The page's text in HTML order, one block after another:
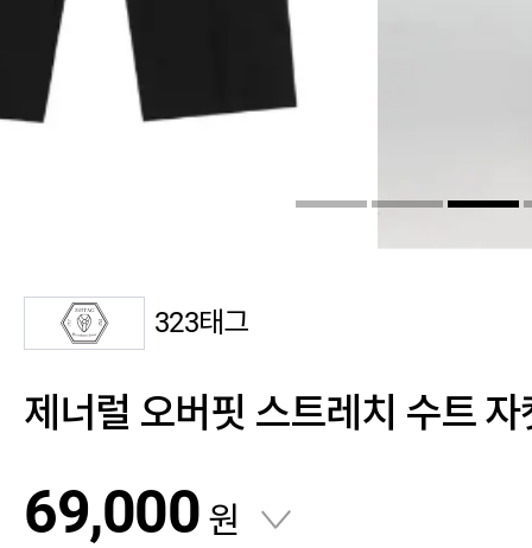
323태그
제너럴 오버핏 스트레치 수트 자
69,000 원